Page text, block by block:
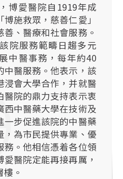
博愛醫院自1919年成
施救眾，慈善仁愛」
、醫療和社會服務。
院服務範疇日趨多元
中醫事務，每年約40
中醫服務。他表示，該
浸會大學合作，并就醫
醫院的鼎力支持表示衷
西中醫藥大學在技術及
一步促進該院的中醫藥
，為市民提供專業、優
務。他相信憑着各位領
醫院定能再接再厲，
。